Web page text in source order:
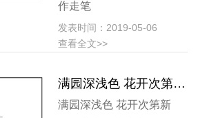
作走笔
发表时间：2019-05-06
查看全文>>
满园深浅色 花开次第新 ——北京贯彻落实《工程质量安全手册》工作见闻
满园深浅色 花开次第新